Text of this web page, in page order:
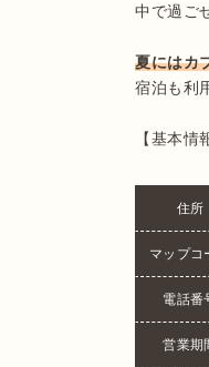
中で過ご
夏にはカ
宿泊も利
【基本情
住所
マップコ
電話番
営業期